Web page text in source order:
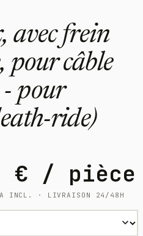
avec frein
pour câble
pour
ride)
€ / pièce
INCL. · LIVRAISON 24/48H